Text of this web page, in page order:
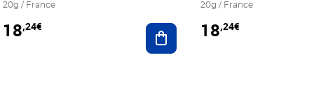
au panier
20g / France
18,24€ Ajouter au panier
20g / France
18,24€